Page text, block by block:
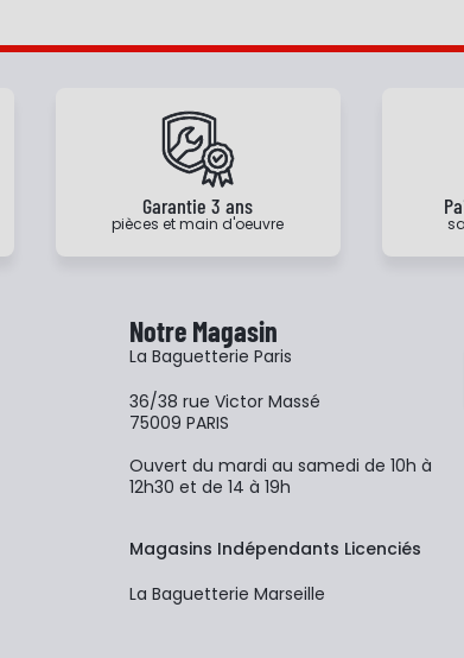
Garantie 3 ans
pièces et main d'oeuvre
Notre Magasin
La Baguetterie Paris
36/38 rue Victor Massé
75009 PARIS
Ouvert du mardi au samedi de 10h à
12h30 et de 14 à 19h
Magasins Indépendants Licenciés
La Baguetterie Marseille